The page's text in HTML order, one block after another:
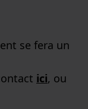
se fera un
ici, ou